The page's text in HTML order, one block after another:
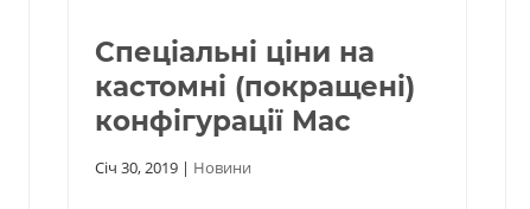
Спеціальні ціни на
кастомні (покращені)
конфігурації Mac
Січ 30, 2019| Новини